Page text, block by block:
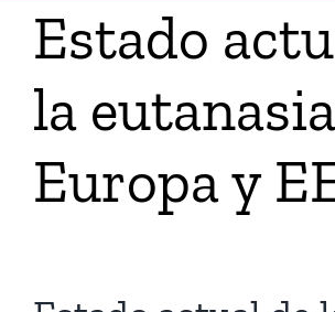
Inicio
Conócenos
Temas
Estado
la
Europa y